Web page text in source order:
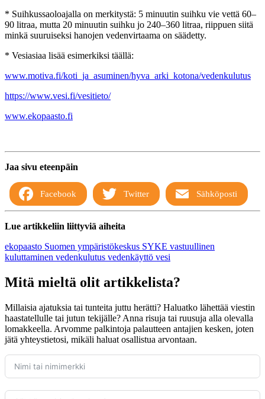
* Suihkussaoloajalla on merkitystä: 5 minuutin suihku vie vettä 60–
90 litraa, mutta 20 minuutin suihku jo 240–360 litraa, riippuen siitä
minkä suuruiseksi hanojen vedenvirtaama on säädetty.
* Vesiasiaa lisää esimerkiksi täällä:
www.motiva.fi/koti_ja_asuminen/hyva_arki_kotona/vedenkulutus
https://www.vesi.fi/vesitieto/
www.ekopaasto.fi
Jaa sivu eteenpäin
Facebook Twitter Sähköposti
Lue artikkeliin liittyviä aiheita
ekopaasto Suomen ympäristökeskus SYKE vastuullinen
kuluttaminen vedenkulutus vedenkäyttö vesi
Mitä mieltä olit artikkelista?
Millaisia ajatuksia tai tunteita juttu herätti? Haluatko lähettää viestin
haastatellulle tai jutun tekijälle? Anna risuja tai ruusuja alla olevalla
lomakkeella. Arvomme palkintoja palautteen antajien kesken, joten
jätä yhteystietosi, mikäli haluat osallistua arvontaan.